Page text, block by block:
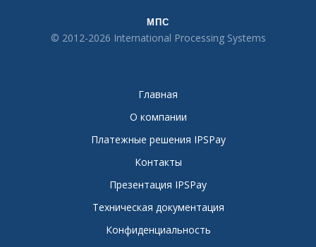
МПС
© 2012-2026 International Processing Systems
Главная
О компании
Платежные решения IPSPay
Контакты
Презентация IPSPay
Техническая документация
Конфиденциальность